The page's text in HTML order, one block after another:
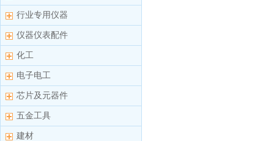
行业专用仪器
仪器仪表配件
化工
电子电工
芯片及元器件
五金工具
建材